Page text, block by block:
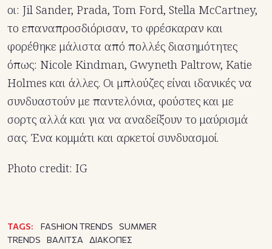
οι: Jil Sander, Prada, Tom Ford, Stella McCartney,
το επαναπροσδιόρισαν, το φρέσκαραν και
φορέθηκε μάλιστα από πολλές διασημότητες
όπως: Nicole Kindman, Gwyneth Paltrow, Katie
Holmes και άλλες. Οι μπλούζες είναι ιδανικές να
συνδυαστούν με παντελόνια, φούστες και με
σορτς αλλά και για να αναδείξουν το μαύρισμά
σας. Ένα κομμάτι και αρκετοί συνδυασμοί.
Photo credit: IG
TAGS: FASHION TRENDS
SUMMER
TRENDS
ΒΑΛΙΤΣΑ ΔΙΑΚΟΠΕΣ